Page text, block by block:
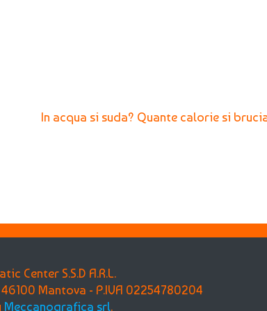
Next
In acqua si suda? Quante calorie si
Center S.S.D A.R.L.
Mantova - P.IVA 02254780204
Meccanografica srl.